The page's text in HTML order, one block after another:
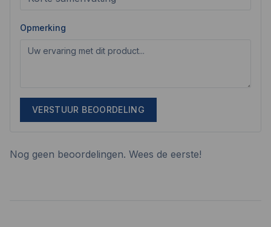
Opmerking
VERSTUUR BEOORDELING
Nog geen beoordelingen. Wees de eerste!